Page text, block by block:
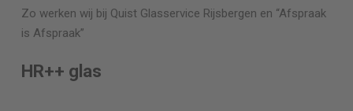
Zo werken wij bij Quist Glasservice Rijsbergen en “Afspraak
is Afspraak”
HR++ glas